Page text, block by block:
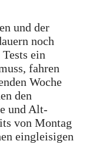
und der
noch
ein
fahren
Woche
den
und Alt-
von Montag
eingleisigen